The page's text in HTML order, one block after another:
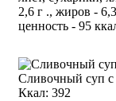
2,6 г ., жиров -
ценность - 95
Сливочный суп с
Ккал: 392